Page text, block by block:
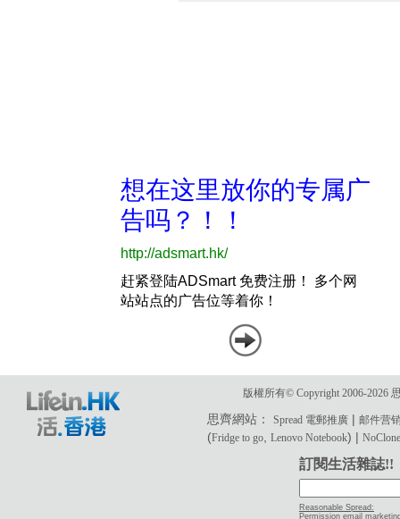
版權所有© Copyright 2006-2026
思齊網站：Spread 電郵推廣 |邮件营
(Fridge to go ,Lenovo Notebook) |